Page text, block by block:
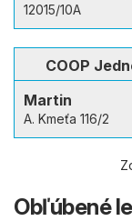
12015/10A
COOP
Martin
A. Kmeťa 116/2
Obľúbené